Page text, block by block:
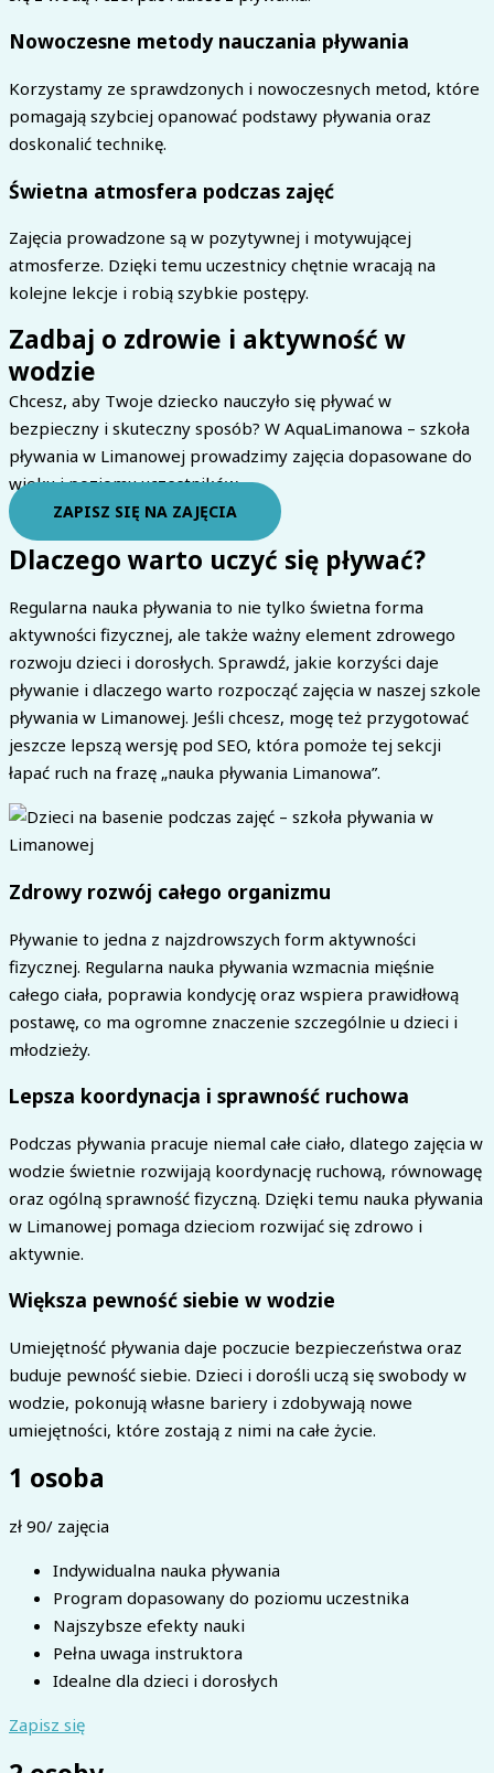
Nowoczesne metody nauczania pływania
Korzystamy ze sprawdzonych i nowoczesnych metod, które
pomagają szybciej opanować podstawy pływania oraz
doskonalić technikę.
Świetna atmosfera podczas zajęć
Zajęcia prowadzone są w pozytywnej i motywującej
atmosferze. Dzięki temu uczestnicy chętnie wracają na
kolejne lekcje i robią szybkie postępy.
Zadbaj o zdrowie i aktywność w
wodzie
Chcesz, aby Twoje dziecko nauczyło się pływać w
bezpieczny i skuteczny sposób? W AquaLimanowa – szkoła
pływania w Limanowej prowadzimy zajęcia dopasowane do
wieku i poziomu uczestników.
ZAPISZ SIĘ NA ZAJĘCIA
Dlaczego warto uczyć się pływać?
Regularna nauka pływania to nie tylko świetna forma
aktywności fizycznej, ale także ważny element zdrowego
rozwoju dzieci i dorosłych. Sprawdź, jakie korzyści daje
pływanie i dlaczego warto rozpocząć zajęcia w naszej szkole
pływania w Limanowej. Jeśli chcesz, mogę też przygotować
jeszcze lepszą wersję pod SEO, która pomoże tej sekcji
łapać ruch na frazę „nauka pływania Limanowa”.
Zdrowy rozwój całego organizmu
Pływanie to jedna z najzdrowszych form aktywności
fizycznej. Regularna nauka pływania wzmacnia mięśnie
całego ciała, poprawia kondycję oraz wspiera prawidłową
postawę, co ma ogromne znaczenie szczególnie u dzieci i
młodzieży.
Lepsza koordynacja i sprawność ruchowa
Podczas pływania pracuje niemal całe ciało, dlatego zajęcia w
wodzie świetnie rozwijają koordynację ruchową, równowagę
oraz ogólną sprawność fizyczną. Dzięki temu nauka pływania
w Limanowej pomaga dzieciom rozwijać się zdrowo i
aktywnie.
Większa pewność siebie w wodzie
Umiejętność pływania daje poczucie bezpieczeństwa oraz
buduje pewność siebie. Dzieci i dorośli uczą się swobody w
wodzie, pokonują własne bariery i zdobywają nowe
umiejętności, które zostają z nimi na całe życie.
1 osoba
zł 90/ zajęcia
Indywidualna nauka pływania
Program dopasowany do poziomu uczestnika
Najszybsze efekty nauki
Pełna uwaga instruktora
Idealne dla dzieci i dorosłych
Zapisz się